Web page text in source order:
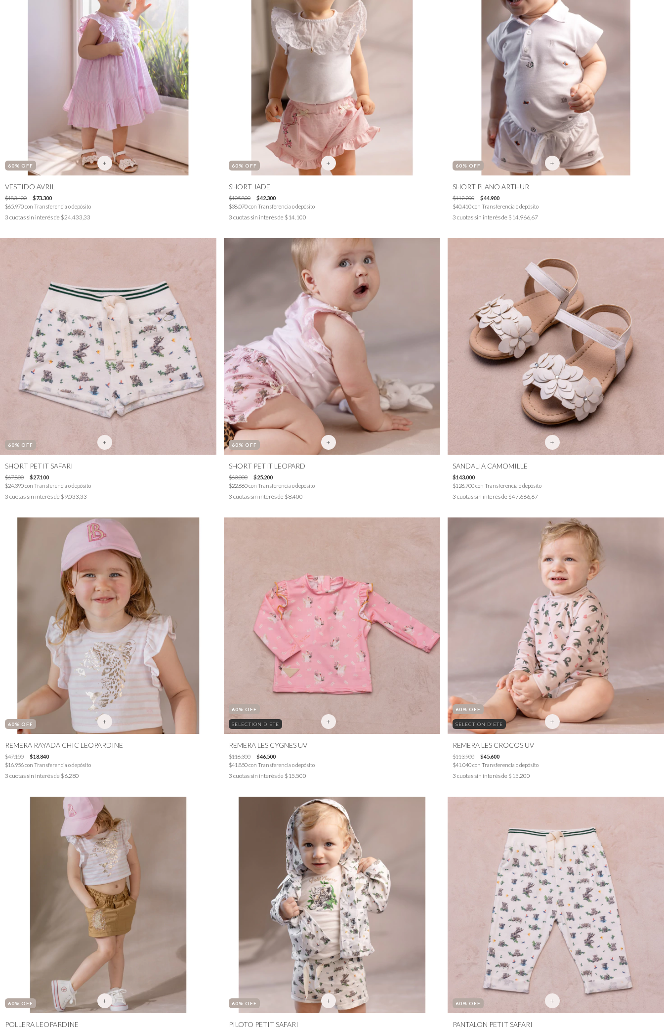
60% OFF +
VESTIDO AVRIL
$183.400
$73.300
$65.970con Transferencia o depósito
3 cuotas sin interés de $24.433,33
60% OFF +
SHORT JADE
$105.800
$42.300
$38.070con Transferencia o depósito
3 cuotas sin interés de $14.100
60% OFF +
SHORT PLANO ARTHUR
$112.200
$44.900
$40.410con Transferencia o depósito
3 cuotas sin interés de $14.966,67
60% OFF +
SHORT PETIT SAFARI
$67.800
$27.100
$24.390con Transferencia o depósito
3 cuotas sin interés de $9.033,33
60% OFF +
SHORT PETIT LEOPARD
$63.000
$25.200
$22.680con Transferencia o depósito
3 cuotas sin interés de $8.400
+
SANDALIA CAMOMILLE
$143.000
$128.700con Transferencia o depósito
3 cuotas sin interés de $47.666,67
60% OFF +
REMERA RAYADA CHIC LEOPARDINE
$47.100
$18.840
$16.956con Transferencia o depósito
3 cuotas sin interés de $6.280
60% OFF
SELECTION D'ETE +
REMERA LES CYGNES UV
$116.300
$46.500
$41.850con Transferencia o depósito
3 cuotas sin interés de $15.500
60% OFF
SELECTION D'ETE +
REMERA LES CROCOS UV
$113.900
$45.600
$41.040con Transferencia o depósito
3 cuotas sin interés de $15.200
60% OFF +
POLLERA LEOPARDINE
60% OFF +
PILOTO PETIT SAFARI
60% OFF +
PANTALON PETIT SAFARI